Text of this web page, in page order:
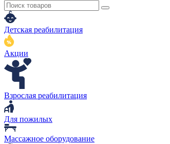
Детская реабилитация
Акции
Взрослая реабилитация
Для пожилых
Массажное оборудование